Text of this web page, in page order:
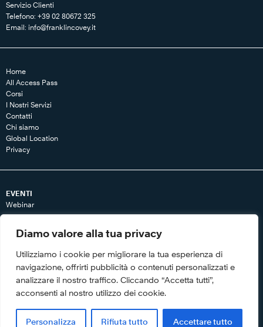
Diamo valore alla tua privacy
Utilizziamo i cookie per migliorare la tua esperienza di
navigazione, offrirti pubblicità o contenuti personalizzati e
analizzare il nostro traffico. Cliccando “Accetta tutti”,
acconsenti al nostro utilizzo dei cookie.
Personalizza Rifiuta tutto Accettare tutto
Servizio Clienti
Telefono: +39 02 80672 325
Email: info@franklincovey.it
Home
All Access Pass
Corsi
I Nostri Servizi
Contatti
Chi siamo
Global Location
Privacy
EVENTI
Webinar
Articoli
Tool
Video
Whitepaper
© Copyright 2018. Franklin Covey Co. All rights reserved.